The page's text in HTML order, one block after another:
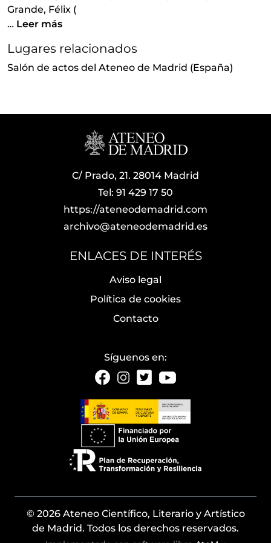
[Fracción de serie] 269 - Libro de programas e invitaciones de los actos celebrados en el Ateneo de Madrid para el curso 1965 -1965
[Fracción de serie] 270 - Libro de programas e invitaciones de los actos celebrados en el Ateneo de Madrid para el curso 1965 -1965
[Fracción de serie] 271 - Libro de programas e invitaciones de los actos celebrados en el Ateneo de Madrid para el curso 1965-1966
[Fracción de serie] 274 - Libro de programas e invitaciones de los actos celebrados en el Ateneo de Madrid para el curso 1966-1967
[Fracción de serie] 275 - Libro de programas e invitaciones de los actos celebrados en el Ateneo de Madrid para el curso 1966-1967
[Fracción de serie] 276 - Libro de programas e invitaciones de los actos celebrados en el Ateneo de Madrid para el curso 1966-1967
[Fracción de serie] 277 - Libro de programas e invitaciones de los actos celebrados en el Ateneo de Madrid para el curso 1966-1967
[Fracción de serie] 278 - Libro de programas e invitaciones de los actos celebrados en el Ateneo de Madrid para el curso 1966-1967
[Serie] Currículos de conferenciantes (1960 - 1969)
[Segunda división de fondo] JUNTA GENERAL - Junta General de socios del Ateneo de Madrid
[Segunda división de fondo] JUNTA DE GOBIERNO - Documentación relativa a la Junta de Gobierno del Ateneo de Madrid
Grande, Félix (
… Leer más
Lugares relacionados
Salón de actos del Ateneo de Madrid (España)
C/ Prado, 21. 28014 Madrid
Tel: 91 429 17 50
https://ateneodemadrid.com
archivo@ateneodemadrid.es
ENLACES DE INTERÉS
Aviso legal
Política de cookies
Contacto
Síguenos en:
© 2026 Ateneo Científico, Literario y Artístico
de Madrid. Todos los derechos reservados.